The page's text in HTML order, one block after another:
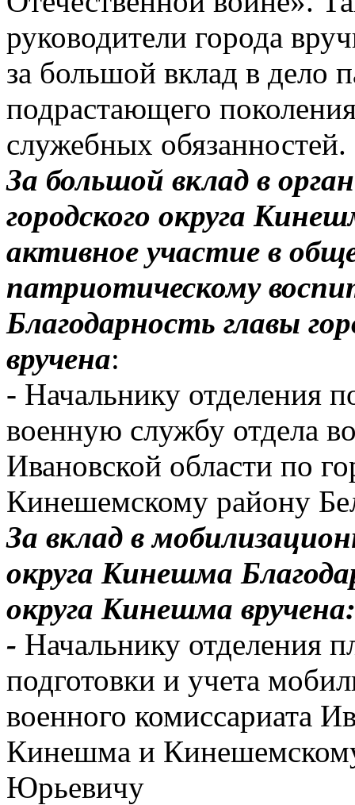
руководители города
за большой вклад в дело
подрастающего
служебных обязанностей.
За большой вклад в
городского округа
активное участие в
патриотическому
Благодарность главы
вручена:
- Начальнику отделения
военную службу отдела
Ивановской области по
Кинешемскому району
За вклад в
округа Кинешма
округа Кинешма вручена:
- Начальнику отделения
подготовки и учета
военного комиссариата
Кинешма и
Юрьевичу